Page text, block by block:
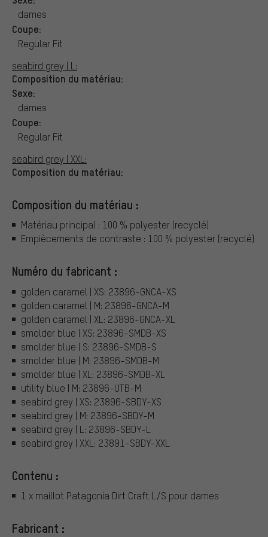
dames
Coupe:
Regular Fit
seabird grey | L:
Composition du matériau:
Sexe:
dames
Coupe:
Regular Fit
seabird grey | XXL:
Composition du matériau:
Composition du matériau :
Matériau principal : 100 % polyester (recyclé)
Empiècements de contraste : 100 % polyester (recyclé)
Numéro du fabricant :
golden caramel | XS: 23896-GNCA-XS
golden caramel | M: 23896-GNCA-M
golden caramel | XL: 23896-GNCA-XL
smolder blue | XS: 23896-SMDB-XS
smolder blue | S: 23896-SMDB-S
smolder blue | M: 23896-SMDB-M
smolder blue | XL: 23896-SMDB-XL
utility blue | M: 23896-UTB-M
seabird grey | XS: 23896-SBDY-XS
seabird grey | M: 23896-SBDY-M
seabird grey | L: 23896-SBDY-L
seabird grey | XXL: 23891-SBDY-XXL
Contenu :
1 x maillot Patagonia Dirt Craft L/S pour dames
Fabricant :